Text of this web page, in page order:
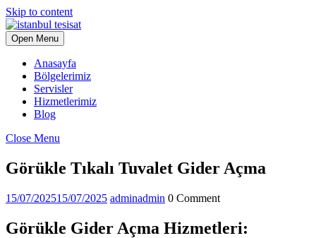
Skip to content
Open Menu
Anasayfa
Bölgelerimiz
Servisler
Hizmetlerimiz
Blog
Close Menu
Görükle Tıkalı Tuvalet Gider Açma
15/07/202515/07/2025 adminadmin 0 Comment
Görükle Gider Açma Hizmetleri: